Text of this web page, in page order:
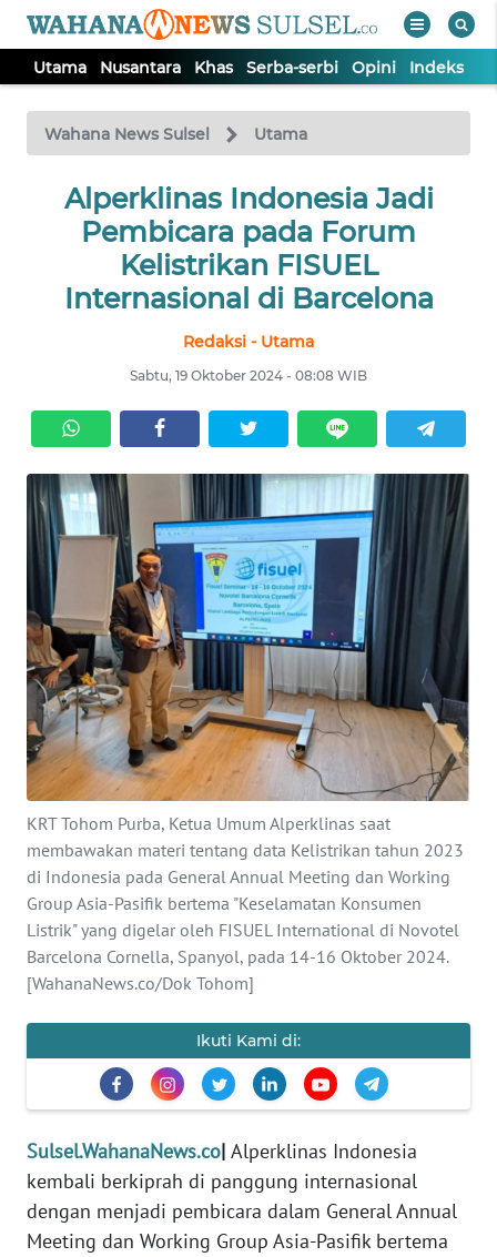
Utama Nusantara Khas Serba-serbi Opini Indeks
Wahana News Sulsel Utama
Alperklinas Indonesia Jadi
Pembicara pada Forum
Kelistrikan FISUEL
Internasional di Barcelona
Redaksi - Utama
Sabtu, 19 Oktober 2024 - 08:08 WIB
KRT Tohom Purba, Ketua Umum Alperklinas saat
membawakan materi tentang data Kelistrikan tahun 2023
di Indonesia pada General Annual Meeting dan Working
Group Asia-Pasifik bertema "Keselamatan Konsumen
Listrik" yang digelar oleh FISUEL International di Novotel
Barcelona Cornella, Spanyol, pada 14-16 Oktober 2024.
[WahanaNews.co/Dok Tohom]
Ikuti Kami di:
Sulsel.WahanaNews.co| Alperklinas Indonesia
kembali berkiprah di panggung internasional
dengan menjadi pembicara dalam General Annual
Meeting dan Working Group Asia-Pasifik bertema
TV
Tutup
UTAMA
NUSANTARA
SERBI
OPINI
Informasi
INDEKS
BERITA
KONTAK
KAMI
INFO
IKLAN
TENTANG
KAMI
PEDOMAN
MEDIA
SIBER
Wahana
News
Regional